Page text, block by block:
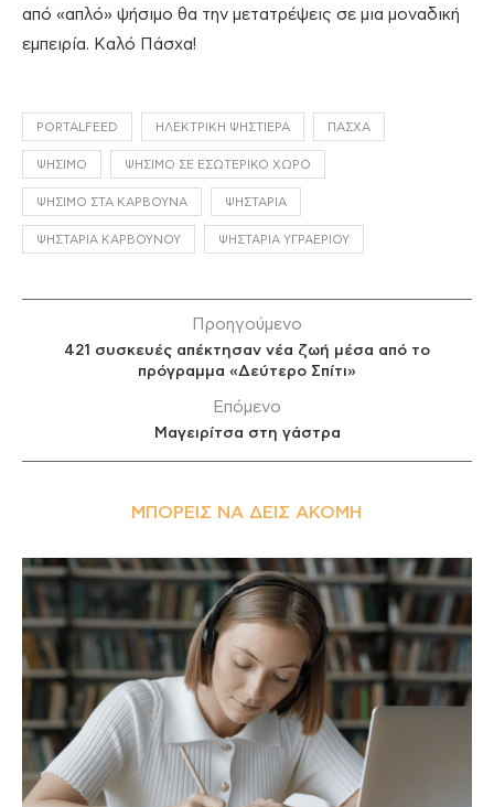
από «απλό» ψήσιμο θα την μετατρέψεις σε μια μοναδική
εμπειρία. Καλό Πάσχα!
PORTALFEED ΗΛΕΚΤΡΙΚΉ ΨΗΣΤΙΈΡΑ ΠΆΣΧΑ
ΨΉΣΙΜΟ ΨΉΣΙΜΟ ΣΕ ΕΣΩΤΕΡΙΚΌ ΧΏΡΟ
ΨΉΣΙΜΟ ΣΤΑ ΚΆΡΒΟΥΝΑ ΨΗΣΤΑΡΙΆ
ΨΗΣΤΑΡΙΆ ΚΆΡΒΟΥΝΟΥ ΨΗΣΤΑΡΙΆ ΥΓΡΑΕΡΊΟΥ
Προηγούμενο
421 συσκευές απέκτησαν νέα ζωή μέσα από το
πρόγραμμα «Δεύτερο Σπίτι»
Επόμενο
Μαγειρίτσα στη γάστρα
ΜΠΟΡΕΊΣ ΝΑ ΔΕΙΣ ΑΚΌΜΗ